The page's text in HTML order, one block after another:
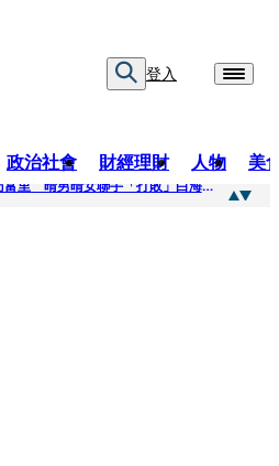
登入
政治社會 財經理財 人物 美
品冠睽違多年唱進花蓮首訪富里 晴男晴女聯手「打敗」白海豚颱風